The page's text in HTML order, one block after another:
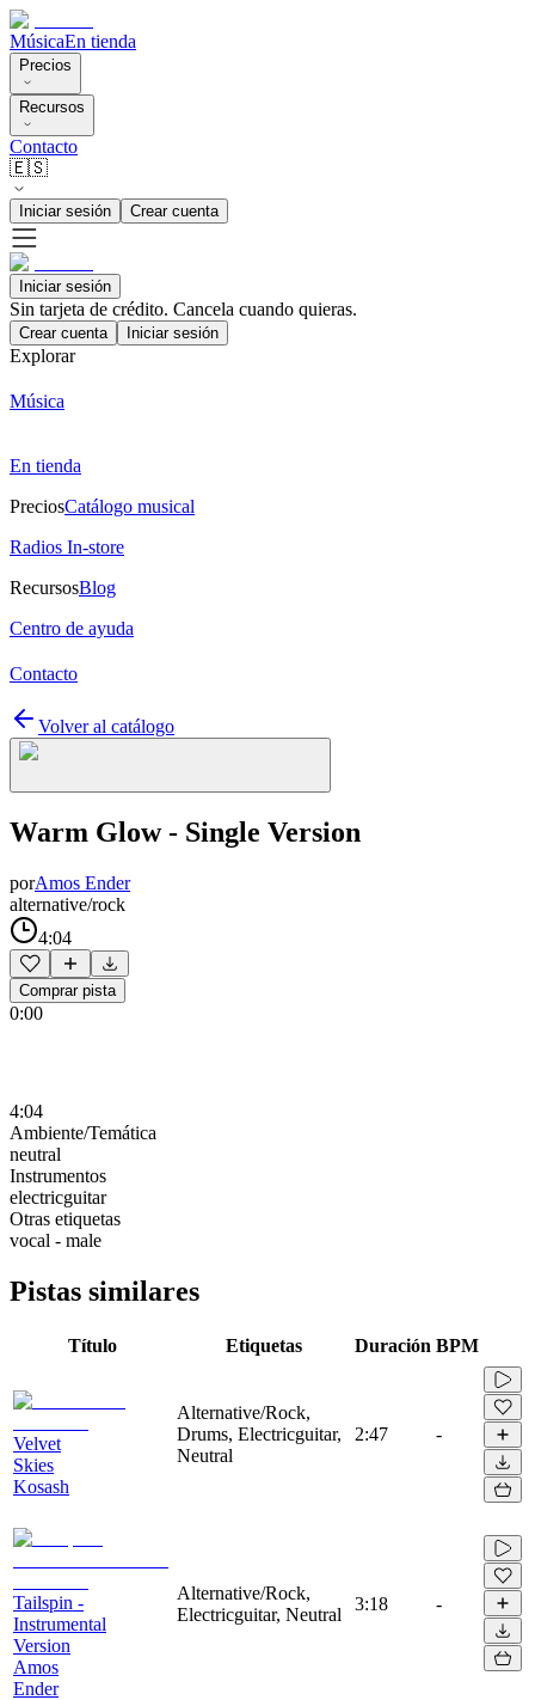
MúsicaEn tienda
Precios
Recursos
Contacto
🇪🇸
Iniciar sesión Crear cuenta
Iniciar sesión
Sin tarjeta de crédito. Cancela cuando quieras.
Crear cuenta Iniciar sesión
Explorar
Música
En tienda
PreciosCatálogo musical
Radios In-store
RecursosBlog
Centro de ayuda
Contacto
Volver al catálogo
Warm Glow - Single Version
porAmos Ender
alternative/rock
4:04
Comprar pista
0:00
4:04
Ambiente/Temática
neutral
Instrumentos
electricguitar
Otras etiquetas
vocal - male
Pistas similares
Título Etiquetas Duración BPM
Velvet
Skies
Kosash
Alternative/Rock,
Drums, Electricguitar,
Neutral
2:47 -
Tailspin -
Instrumental
Version
Amos
Ender
Alternative/Rock,
Electricguitar, Neutral
3:18 -